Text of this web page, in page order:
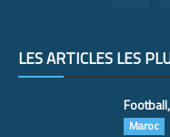
LES ARTICLES LES
Maroc